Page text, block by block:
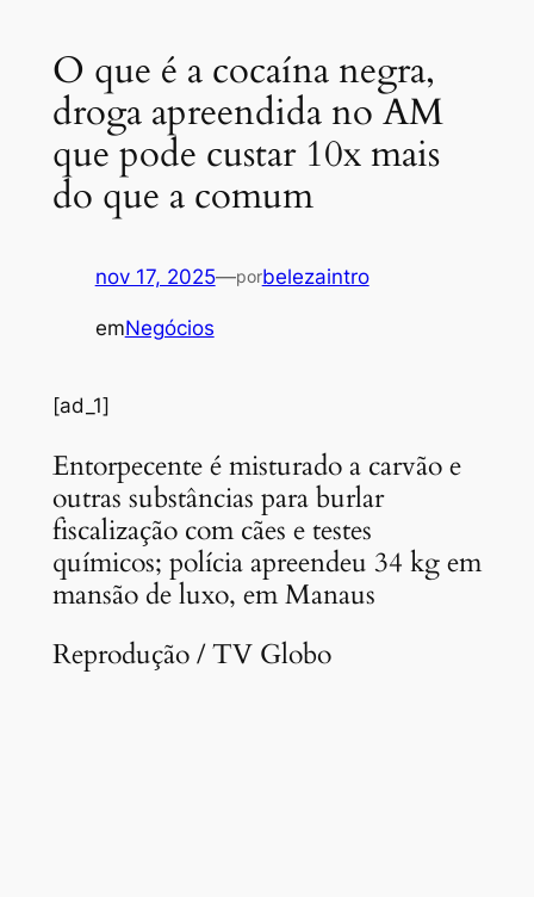
O que é a cocaína negra,
droga apreendida no AM
que pode custar 10x mais
do que a comum
nov 17, 2025—porbelezaintro
emNegócios
[ad_1]
Entorpecente é misturado a carvão e
outras substâncias para burlar
fiscalização com cães e testes
químicos; polícia apreendeu 34 kg em
mansão de luxo, em Manaus
Reprodução / TV Globo